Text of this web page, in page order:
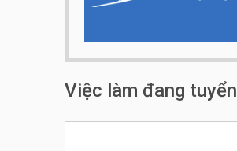
Việc làm đang tuyển